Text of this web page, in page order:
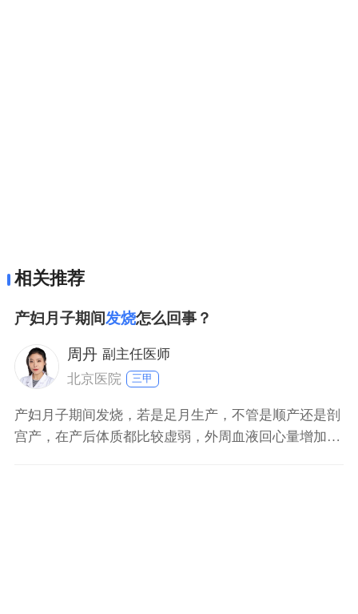
相关推荐
产妇月子期间发烧怎么回事？
周丹 副主任医师
北京医院
三甲
产妇月子期间发烧，若是足月生产，不管是顺产还是剖
宫产，在产后体质都比较虚弱，外周血液回心量增加，